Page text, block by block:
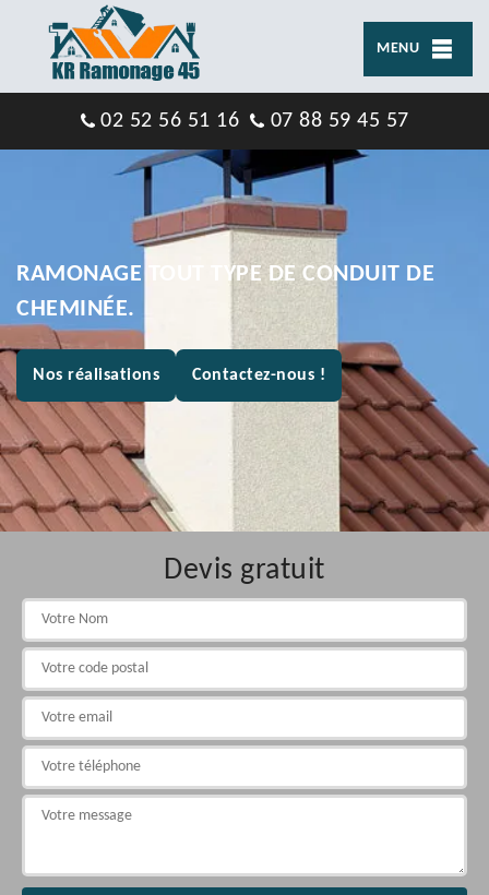
MENU
02 52 56 51 16 07 88 59 45 57
RAMONAGE TOUT TYPE DE CONDUIT DE
CHEMINÉE.
Nos réalisations Contactez-nous !
Devis gratuit